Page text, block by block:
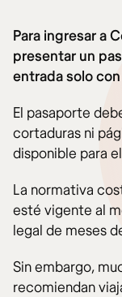
Para ingresar a
presentar un
entrada solo
El pasaporte
cortaduras ni
disponible para
La normativa
esté vigente al
legal de meses
Sin embargo,
recomiendan